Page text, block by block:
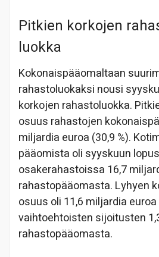
Pitkien korkojen
luokka
Kokonaispääomaltaan
rahastoluokaksi nousi
korkojen rahastoluokka.
osuus rahastojen
miljardia euroa (30,9 %).
pääomista oli syyskuun
osakerahastoissa 16,7
rahastopääomasta. Lyhyen
osuus oli 11,6 miljardia euroa
vaihtoehtoisten sijoitusten
rahastopääomasta.